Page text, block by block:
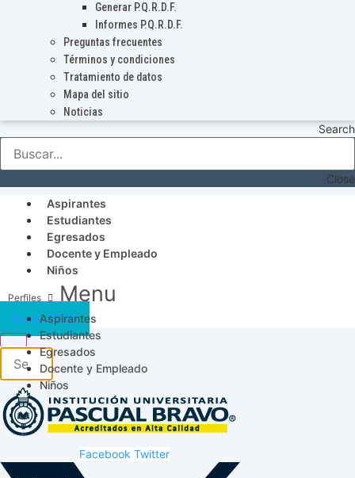
Generar P.Q.R.D.F.
Informes P.Q.R.D.F.
Preguntas frecuentes
Términos y condiciones
Tratamiento de datos
Mapa del sitio
Noticias
Search
Close
Aspirantes
Estudiantes
Egresados
Docente y Empleado
Niños
Menu
Aspirantes
Estudiantes
Egresados
Docente y Empleado
Niños
Acceso SICAU
Facebook Twitter